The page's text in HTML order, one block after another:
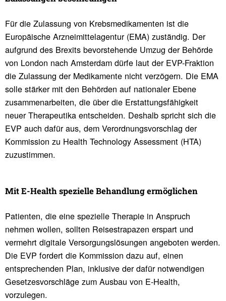
Für die Zulassung von Krebsmedikamenten ist die
Europäische Arzneimittelagentur (EMA) zuständig. Der
aufgrund des Brexits bevorstehende Umzug der Behörde
von London nach Amsterdam dürfe laut der EVP-Fraktion
die Zulassung der Medikamente nicht verzögern. Die EMA
solle stärker mit den Behörden auf nationaler Ebene
zusammenarbeiten, die über die Erstattungsfähigkeit
neuer Therapeutika entscheiden. Deshalb spricht sich die
EVP auch dafür aus, dem Verordnungsvorschlag der
Kommission zu Health Technology Assessment (HTA)
zuzustimmen.
Mit E-Health spezi­elle Behand­lung ermög­li­chen
Patienten, die eine spezielle Therapie in Anspruch
nehmen wollen, sollten Reisestrapazen erspart und
vermehrt digitale Versorgungslösungen angeboten werden.
Die EVP fordert die Kommission dazu auf, einen
entsprechenden Plan, inklusive der dafür notwendigen
Gesetzesvorschläge zum Ausbau von E-Health,
vorzulegen.